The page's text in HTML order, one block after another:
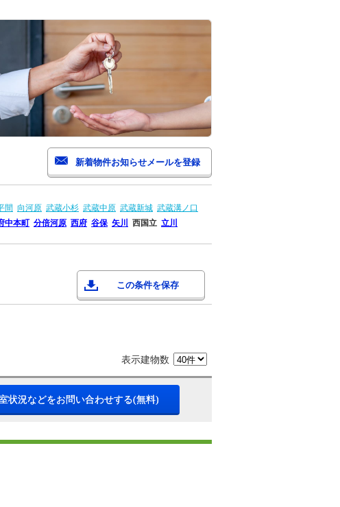
間 向河原 武蔵小杉 武蔵中原 武蔵新城 武蔵溝ノ口
中本町 分倍河原 西府 谷保 矢川 西国立 立川
この条件を保存
表示建物数
状況などをお問い合わせする(無料)